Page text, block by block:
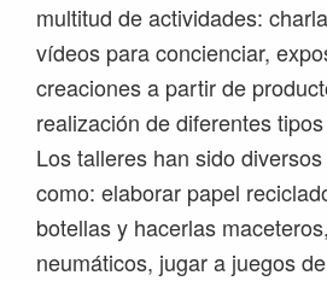
multitud de actividades:
vídeos para concienciar,
creaciones a partir de
realización de diferentes
Los talleres han sido
como: elaborar papel
botellas y hacerlas
neumáticos, jugar a juegos